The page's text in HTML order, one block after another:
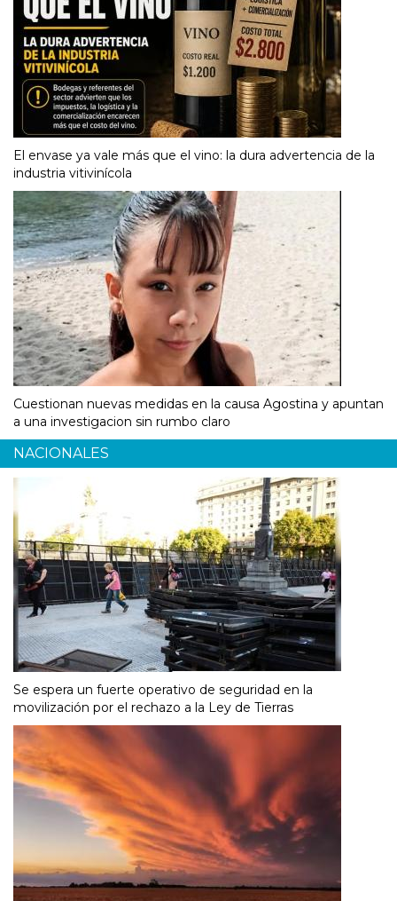
El envase ya vale más que el vino: la dura advertencia de la
industria vitivinícola
Cuestionan nuevas medidas en la causa Agostina y apuntan
a una investigacion sin rumbo claro
NACIONALES
Se espera un fuerte operativo de seguridad en la
movilización por el rechazo a la Ley de Tierras